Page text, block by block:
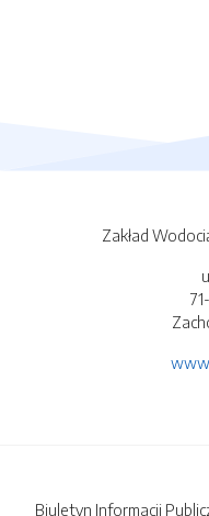
Zakład
Biuletyn Informacji